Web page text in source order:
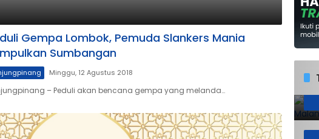
Gempa Lombok, Pemuda Slankers Mania
Sumbangan
Minggu, 12 Agustus 2018
– Peduli akan bencana gempa yang melanda…